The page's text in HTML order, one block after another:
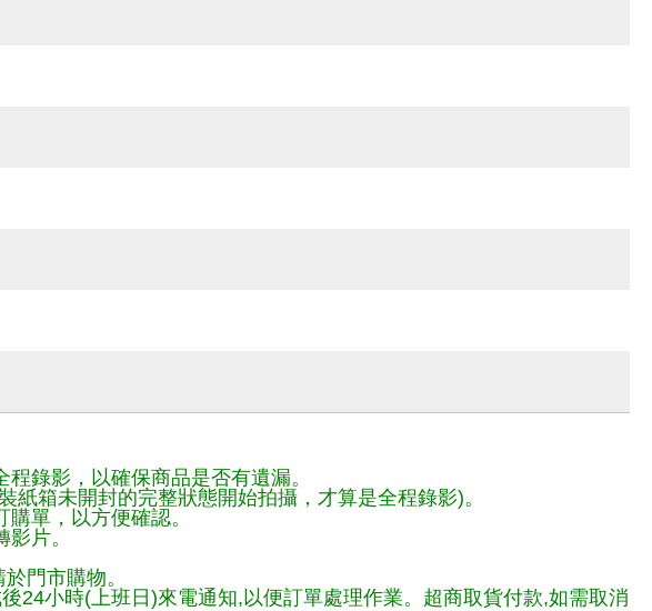
錄影，以確保商品是否有遺漏。
箱未開封的完整狀態開始拍攝，才算是全程錄影)。
單，以方便確認。
片。
門市購物。
24小時(上班日)來電通知,以便訂單處理作業。超商取貨付款,如需取消